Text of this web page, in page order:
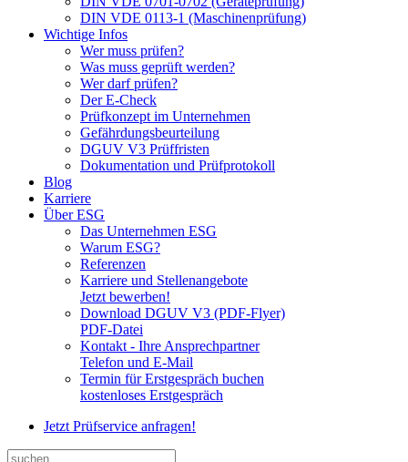
DIN VDE 0113-1 (Maschinenprüfung)
Wichtige Infos
Wer muss prüfen?
Was muss geprüft werden?
Wer darf prüfen?
Der E-Check
Prüfkonzept im Unternehmen
Gefährdungsbeurteilung
DGUV V3 Prüffristen
Dokumentation und Prüfprotokoll
Blog
Karriere
Über ESG
Das Unternehmen ESG
Warum ESG?
Referenzen
Karriere und Stellenangebote
Jetzt bewerben!
Download DGUV V3 (PDF-Flyer)
PDF-Datei
Kontakt - Ihre Ansprechpartner
Telefon und E-Mail
Termin für Erstgespräch buchen
kostenloses Erstgespräch
Jetzt Prüfservice anfragen!